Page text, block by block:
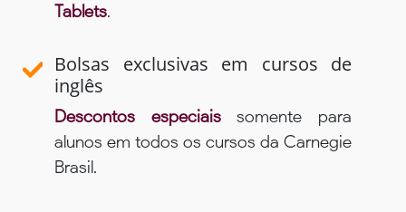
Tablets.
Bolsas exclusivas em cursos de
inglês
Descontos especiaissomente para
alunos em todos os cursos da Carnegie
Brasil.